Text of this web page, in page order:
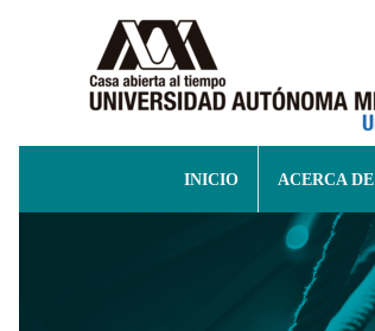
INICIO ACERCA DE